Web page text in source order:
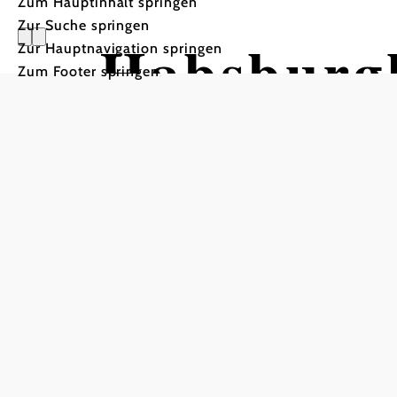
Zur Suche springen
Zur Hauptnavigation springen
Zum Footer springen